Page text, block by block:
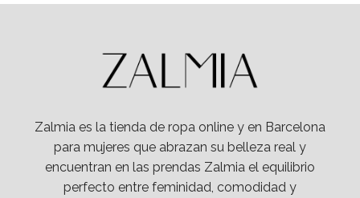
Zalmia es la tienda de ropa online y en Barcelona
para mujeres que abrazan su belleza real y
encuentran en las prendas Zalmia el equilibrio
perfecto entre feminidad, comodidad y